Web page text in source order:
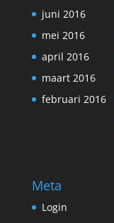
juni 2016
mei 2016
april 2016
maart 2016
februari 2016
Meta
Login